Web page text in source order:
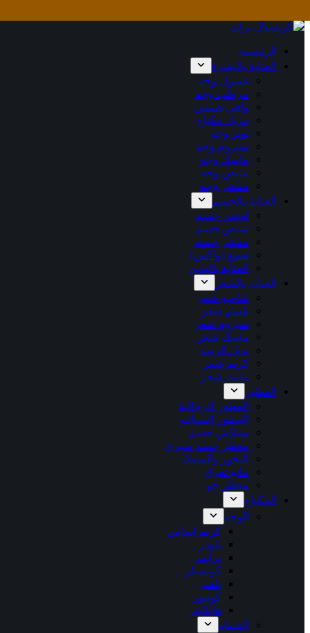
إلى
الرئيسية
العناية بالبشرة
غسول وجة
مرطب وجه
واقي شمس
مزيل مكياج
تونر وجه
سيروم وجه
ماسك وجه
مبيض وجه
مقشر وجه
العناية بالجسم
لوشن جسم
مبيض جسم
مقشر جسم
شمع (واكس)
العناية باليدين
العناية بالشعر
شامبو شعر
بلسم شعر
سيروم شعر
ماسك شعر
بديل الزيت
كريم شعر
مثبت شعر
العطور
العطور الرجالية
العطور النسائية
سبلاش جسم
معطر جسم سبري
البخور والمسك
مانع تعرق
معطر جو
المكياج
الوجه
كريم اساس
باودر
برايمر
كونسيلر
بلشر
كونتور
هايلايتر
الشفاه